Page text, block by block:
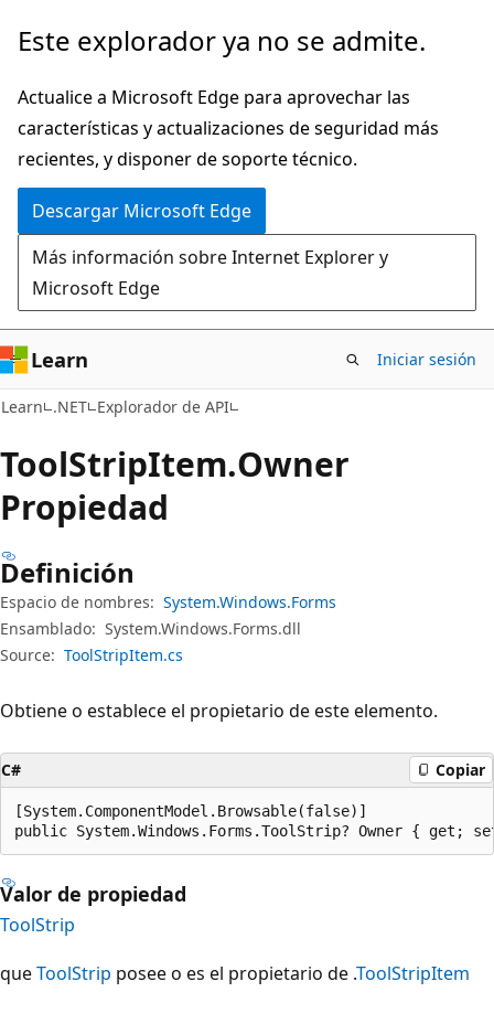
Ir
contenido
principal
Ir
la
navegación
en
la
página
Este explorador ya no se admite.
Actualice a Microsoft Edge para aprovechar las
características y actualizaciones de seguridad más
recientes, y disponer de soporte técnico.
Descargar Microsoft Edge
Más información sobre Internet Explorer y
Microsoft Edge
Learn Iniciar sesión
Learn .NET Explorador de API
ToolStripItem.Owner
Propiedad
Definición
Espacio de nombres: System.Windows.Forms
Ensamblado: System.Windows.Forms.dll
Source: ToolStripItem.cs
Obtiene o establece el propietario de este elemento.
C# Copiar
[System.ComponentModel.Browsable(false)]
public System.Windows.Forms.ToolStrip? Owner { get;
Valor de propiedad
ToolStrip
queToolStrip posee o es el propietario de .ToolStripItem